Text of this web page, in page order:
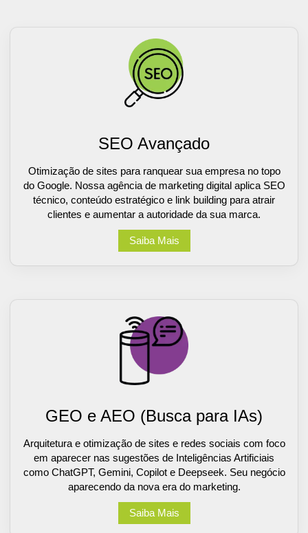
SEO Avançado
Otimização de sites para ranquear sua empresa no topo
do Google. Nossa agência de marketing digital aplica SEO
técnico, conteúdo estratégico e link building para atrair
clientes e aumentar a autoridade da sua marca.
Saiba Mais
GEO e AEO (Busca para IAs)
Arquitetura e otimização de sites e redes sociais com foco
em aparecer nas sugestões de Inteligências Artificiais
como ChatGPT, Gemini, Copilot e Deepseek. Seu negócio
aparecendo da nova era do marketing.
Saiba Mais